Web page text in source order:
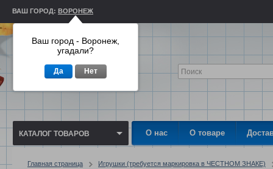
ВАШ ГОРОД: ВОРОНЕЖ
КАТАЛОГ ТОВАРОВ О нас О товаре
Главная страница
Игрушки (требуется маркировка в ЧЕСТНОМ ЗНАКЕ)
Ваш город - Воронеж,
угадали?
Да Нет